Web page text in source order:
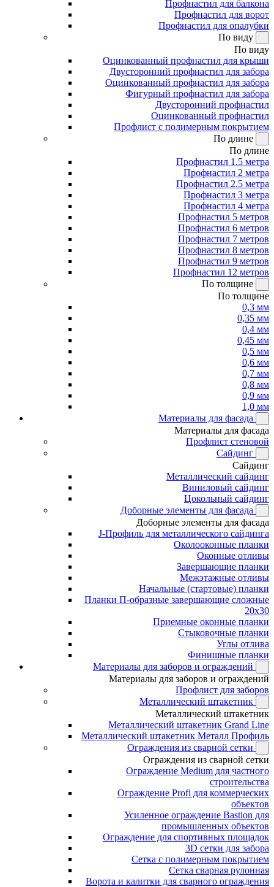
Профнастил для балкона
Профнастил для ворот
Профнастил для опалубки
По виду
По виду
Оцинкованный профнастил для крыши
Двусторонний профнастил для забора
Оцинкованный профнастил для забора
Фигурный профнастил для забора
Двусторонний профнастил
Оцинкованный профнастил
Профлист с полимерным покрытием
По длине
По длине
Профнастил 1.5 метра
Профнастил 2 метра
Профнастил 2.5 метра
Профнастил 3 метра
Профнастил 4 метра
Профнастил 5 метров
Профнастил 6 метров
Профнастил 7 метров
Профнастил 8 метров
Профнастил 9 метров
Профнастил 12 метров
По толщине
По толщине
0,3 мм
0,35 мм
0,4 мм
0,45 мм
0,5 мм
0,6 мм
0,7 мм
0,8 мм
0,9 мм
1,0 мм
Материалы для фасада
Материалы для фасада
Профлист стеновой
Сайдинг
Сайдинг
Металлический сайдинг
Виниловый сайдинг
Цокольный сайдинг
Доборные элементы для фасада
Доборные элементы для фасада
J-Профиль для металлического сайдинга
Околооконные планки
Оконные отливы
Завершающие планки
Межэтажные отливы
Начальные (стартовые) планки
Планки П-образные завершающие сложные
20x30
Приемные оконные планки
Стыковочные планки
Углы отлива
Финишные планки
Материалы для заборов и ограждений
Материалы для заборов и ограждений
Профлист для заборов
Металлический штакетник
Металлический штакетник
Металлический штакетник Grand Line
Металлический штакетник Металл Профиль
Ограждения из сварной сетки
Ограждения из сварной сетки
Ограждение Medium для частного
строительства
Ограждение Profi для коммерческих
объектов
Усиленное ограждение Bastion для
промышленных объектов
Ограждение для спортивных площадок
3D сетки для забора
Сетка с полимерным покрытием
Сетка сварная рулонная
Ворота и калитки для сварного ограждения